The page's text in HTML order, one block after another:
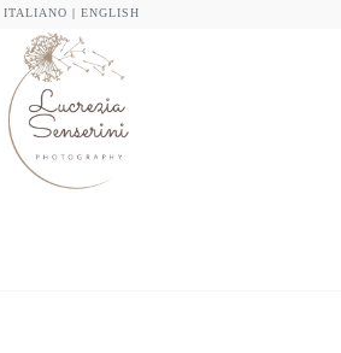
ITALIANO | ENGLISH